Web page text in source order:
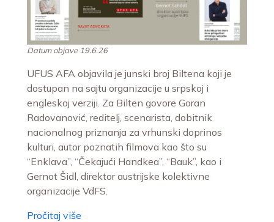
Datum objave 19.6.26
UFUS AFA objavila je junski broj Biltena koji je
dostupan na sajtu organizacije u srpskoj i
engleskoj verziji. Za Bilten govore Goran
Radovanović, reditelj, scenarista, dobitnik
nacionalnog priznanja za vrhunski doprinos
kulturi, autor poznatih filmova kao što su
“Enklava”, “Čekajući Handkea”, “Bauk”, kao i
Gernot Šidl, direktor austrijske kolektivne
organizacije VdFS.
Pročitaj više